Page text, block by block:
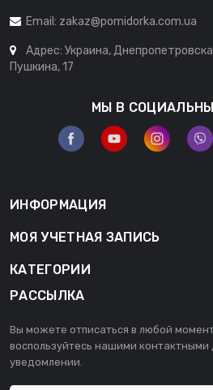
Email: zakaz@pomidorka.com.ua
Адрес: Украина,
Пушкина, 17
МЫ В
ИНФОРМАЦИЯ
МОЯ УЧЕТНАЯ ЗАПИСЬ
КАТЕГОРИИ
РАССЫЛКА
Вы можете отписаться в любой
воспользуйтесь нашими
уведомлении.